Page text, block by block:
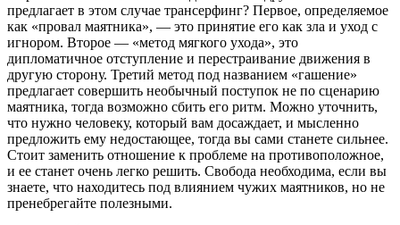
предлагает в этом случае трансерфинг? Первое, определяемое
как «провал маятника», — это принятие его как зла и уход с
игнором. Второе — «метод мягкого ухода», это
дипломатичное отступление и перестраивание движения в
другую сторону. Третий метод под названием «гашение»
предлагает совершить необычный поступок не по сценарию
маятника, тогда возможно сбить его ритм. Можно уточнить,
что нужно человеку, который вам досаждает, и мысленно
предложить ему недостающее, тогда вы сами станете сильнее.
Стоит заменить отношение к проблеме на противоположное,
и ее станет очень легко решить. Свобода необходима, если вы
знаете, что находитесь под влиянием чужих маятников, но не
пренебрегайте полезными.